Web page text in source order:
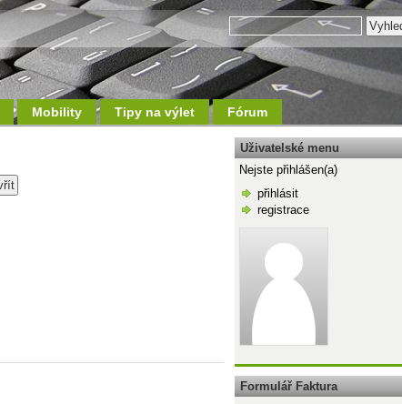
Mobility Tipy na výlet Fórum
Uživatelské menu
Nejste přihlášen(a)
přihlásit
registrace
Formulář Faktura